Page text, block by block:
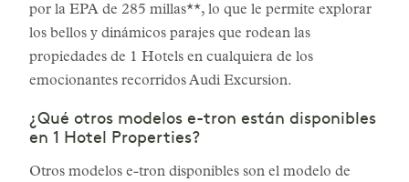
por la EPA de 285 millas**, lo que le permite explorar
los bellos y dinámicos parajes que rodean las
propiedades de 1 Hotels en cualquiera de los
emocionantes recorridos Audi Excursion.
¿Qué otros modelos e-tron están disponibles
en 1 Hotel Properties?
Otros modelos e-tron disponibles son el modelo de